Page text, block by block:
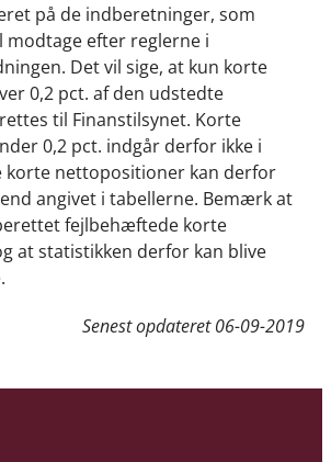
på de indberetninger, som
modtage efter reglerne i
Det vil sige, at kun korte
0,2 pct. af den udstedte
til Finanstilsynet. Korte
0,2 pct. indgår derfor ikke i
korte nettopositioner kan derfor
angivet i tabellerne. Bemærk at
fejlbehæftede korte
at statistikken derfor kan blive
Senest opdateret06-09-2019